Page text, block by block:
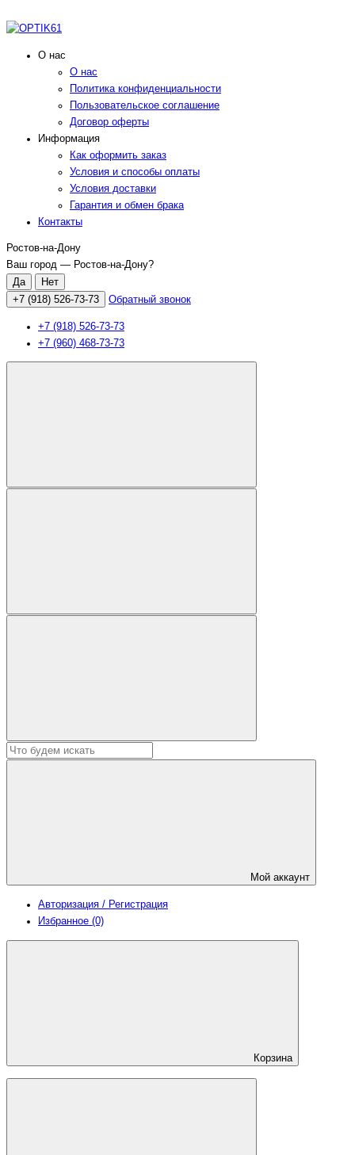
О нас
О нас
Политика конфиденциальности
Пользовательское соглашение
Договор оферты
Информация
Как оформить заказ
Условия и способы оплаты
Условия доставки
Гарантия и обмен брака
Контакты
Ростов-на-Дону
Ваш город — Ростов-на-Дону?
+7 (918) 526-73-73 Обратный звонок
+7 (918) 526-73-73
+7 (960) 468-73-73
Мой аккаунт
Авторизация / Регистрация
Избранное (0)
Корзина